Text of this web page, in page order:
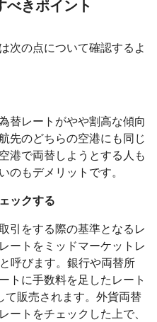
べきポイント
次の点について確認するよ
替レートがやや割高な傾向
先のどちらの空港にも同じ
港で両替しようとする人も
のもデメリットです。
ックする
引をする際の基準となるレ
ートをミッドマーケットレ
呼びます。銀行や両替所
トに手数料を足したレート
て販売されます。外貨両替
ートをチェックした上で、